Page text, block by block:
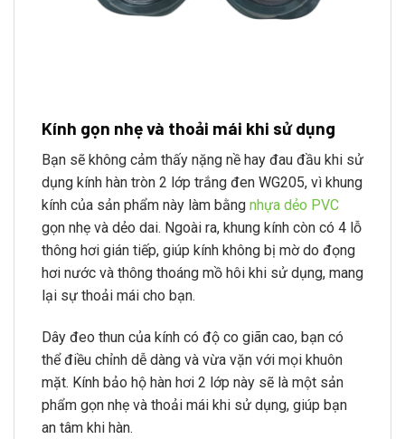
Kính gọn nhẹ và thoải mái khi sử dụng
Bạn sẽ không cảm thấy nặng nề hay đau đầu khi sử
dụng kính hàn tròn 2 lớp trắng đen WG205, vì khung
kính của sản phẩm này làm bằng nhựa dẻo PVC
gọn nhẹ và dẻo dai. Ngoài ra, khung kính còn có 4 lỗ
thông hơi gián tiếp, giúp kính không bị mờ do đọng
hơi nước và thông thoáng mồ hôi khi sử dụng, mang
lại sự thoải mái cho bạn.
Dây đeo thun của kính có độ co giãn cao, bạn có
thể điều chỉnh dễ dàng và vừa vặn với mọi khuôn
mặt. Kính bảo hộ hàn hơi 2 lớp này sẽ là một sản
phẩm gọn nhẹ và thoải mái khi sử dụng, giúp bạn
an tâm khi hàn.